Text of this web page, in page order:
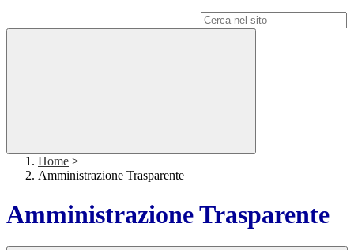
Home >
Amministrazione Trasparente
Amministrazione Trasparente